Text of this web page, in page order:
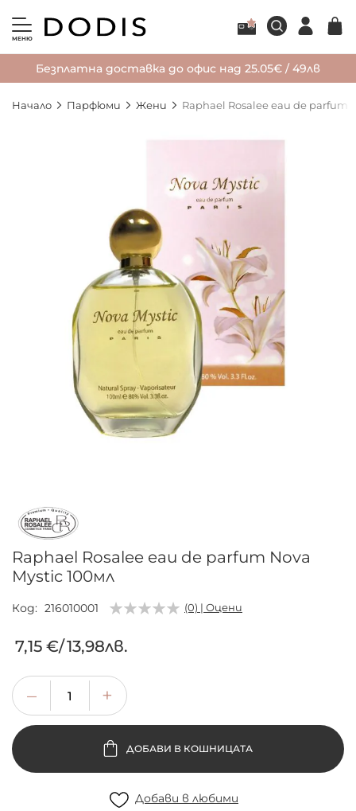
МЕНЮ
Безплатна доставка до офис над 25.05€ / 49лв
Начало Парфюми Жени Raphael Rosalee eau de parfum
на
галерия
със
снимки
Raphael Rosalee eau de parfum Nova
Mystic 100мл
Код 216010001 (0) | Оцени
7,15 €/13,98лв.
ДОБАВИ В КОШНИЦАТА
Добави в любими